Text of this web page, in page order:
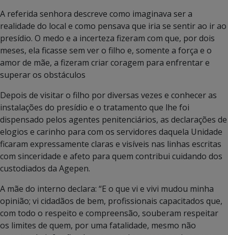
A referida senhora descreve como imaginava ser a
realidade do local e como pensava que iria se sentir ao ir ao
presídio. O medo e a incerteza fizeram com que, por dois
meses, ela ficasse sem ver o filho e, somente a força e o
amor de mãe, a fizeram criar coragem para enfrentar e
superar os obstáculos
Depois de visitar o filho por diversas vezes e conhecer as
instalações do presídio e o tratamento que lhe foi
dispensado pelos agentes penitenciários, as declarações de
elogios e carinho para com os servidores daquela Unidade
ficaram expressamente claras e visíveis nas linhas escritas
com sinceridade e afeto para quem contribui cuidando dos
custodiados da Agepen.
A mãe do interno declara: “E o que vi e vivi mudou minha
opinião; vi cidadãos de bem, profissionais capacitados que,
com todo o respeito e compreensão, souberam respeitar
os limites de quem, por uma fatalidade, mesmo não